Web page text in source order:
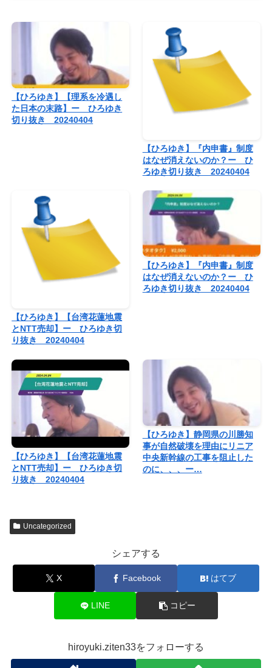
【ひろゆき】【理系を冷遇し
た日本の末路】ー ひろゆき
切り抜き 20240404
【ひろゆき】『内申書』制度
はなぜ消えないのか？ー ひ
ろゆき切り抜き 20240404
【ひろゆき】【台湾花蓮地震
とNTT売却】ー ひろゆき切
り抜き 20240404
【ひろゆき】『内申書』制度
はなぜ消えないのか？ー ひ
ろゆき切り抜き 20240404
【ひろゆき】【台湾花蓮地震
とNTT売却】ー ひろゆき切
り抜き 20240404
【ひろゆき】静岡県の川勝知
事が自然破壊を理由にリニア
中央新幹線の工事を阻止した
のに、、、ー…
Uncategorized
シェアする
X Facebook はてブ
LINE コピー
hiroyuki.ziten33をフォローする